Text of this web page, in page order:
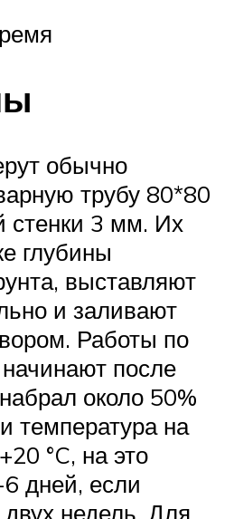
обычно
трубу 80*80
стенки 3 мм. Их
глубины
выставляют
и заливают
Работы по
после
около 50%
температура на
°C, на это
дней, если
недель. Для